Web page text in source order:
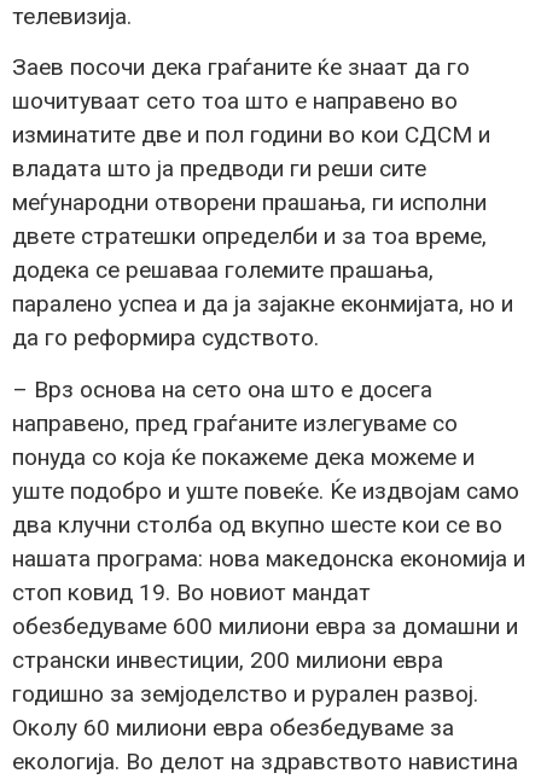
телевизија.
Заев посочи дека граѓаните ќе знаат да го
шочитуваат сето тоа што е направено во
изминатите две и пол години во кои СДСМ и
владата што ја предводи ги реши сите
меѓународни отворени прашања, ги исполни
двете стратешки определби и за тоа време,
додека се решаваа големите прашања,
паралено успеа и да ја зајакне еконмијата, но и
да го реформира судството.
– Врз основа на сето она што е досега
направено, пред граѓаните излегуваме со
понуда со која ќе покажеме дека можеме и
уште подобро и уште повеќе. Ќе издвојам само
два клучни столба од вкупно шесте кои се во
нашата програма: нова македонска економија и
стоп ковид 19. Во новиот мандат
обезбедуваме 600 милиони евра за домашни и
странски инвестиции, 200 милиони евра
годишно за земјоделство и рурален развој.
Околу 60 милиони евра обезбедуваме за
екологија. Во делот на здравството навистина